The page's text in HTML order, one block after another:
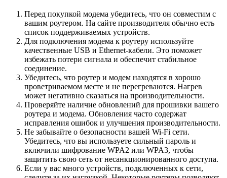
Перед покупкой модема убедитесь, что он совместим с
вашим роутером. На сайте производителя обычно есть
список поддерживаемых устройств.
Для подключения модема к роутеру используйте
качественные USB и Ethernet-кабели. Это поможет
избежать потери сигнала и обеспечит стабильное
соединение.
Убедитесь, что роутер и модем находятся в хорошо
проветриваемом месте и не перегреваются. Нагрев
может негативно сказаться на производительности.
Проверяйте наличие обновлений для прошивки вашего
роутера и модема. Обновления часто содержат
исправления ошибок и улучшения производительности.
Не забывайте о безопасности вашей Wi-Fi сети.
Убедитесь, что вы используете сильный пароль и
включили шифрование WPA2 или WPA3, чтобы
защитить свою сеть от несанкционированного доступа.
Если у вас много устройств, подключенных к сети,